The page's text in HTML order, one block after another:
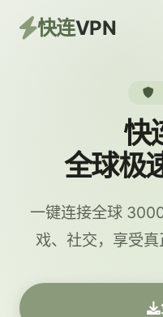
快连VPN
快
全球极
一键连接全球
戏、社交，享受真